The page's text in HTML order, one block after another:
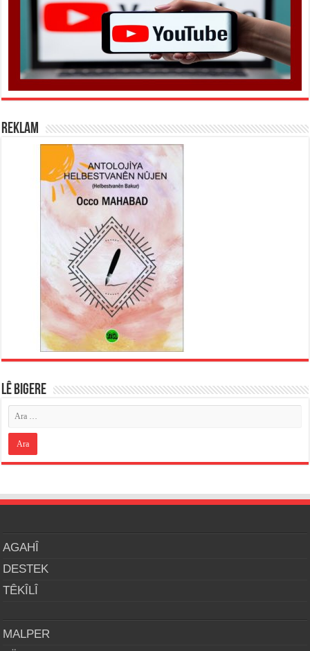
REKLAM
LÊ BIGERE
AGAHÎ
DESTEK
TÊKÎLÎ
MALPER